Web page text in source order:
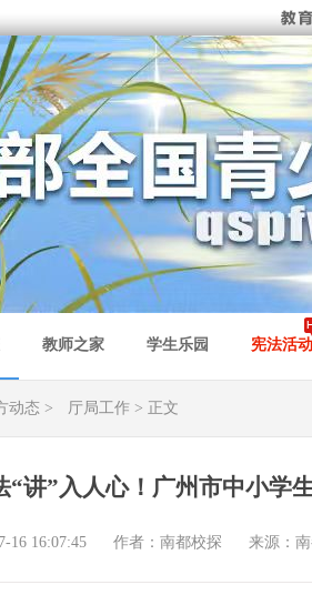
教师之家 学生乐园 宪法活动
动态 > 厅局工作 > 正文
“讲”入人心！广州市中小学
16 16:07:45 作者：南都校探 来源：